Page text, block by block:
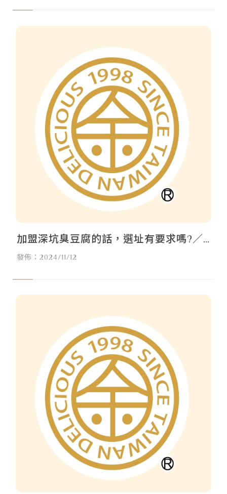
桃園紅糟肉圓加盟
加盟深坑臭豆腐的話，選址有要求嗎?／
臭豆腐開店諮詢,台北臭豆腐開店諮詢,中
發佈：2024/11/12